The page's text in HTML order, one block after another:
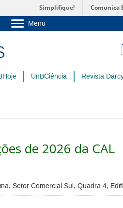
Simplifique! Comunica
Menu
Pós-Graduação
Administração
UnBCiência Revista
de 2026 da CAL
Setor Comercial Sul, Quadra 4,